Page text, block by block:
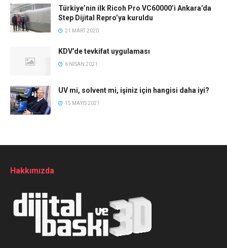
Türkiye’nin ilk Ricoh Pro VC60000’i Ankara’da
Step Dijital Repro’ya kuruldu
21 MART 2020
KDV’de tevkifat uygulaması
6 NISAN 2021
UV mi, solvent mi, işiniz için hangisi daha iyi?
15 MAYIS 2021
Hakkımızda